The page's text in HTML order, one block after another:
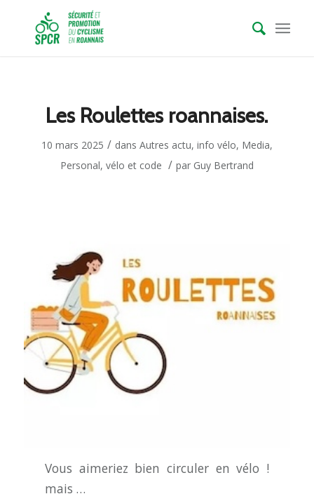
Les Roulettes roannaises.
10 mars 2025 / dans Autres actu, info vélo, Media,
Personal, vélo et code / par Guy Bertrand
Vous aimeriez bien circuler en vélo !
mais …